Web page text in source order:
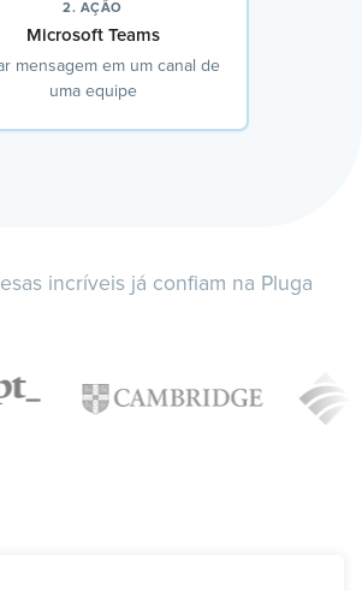
2. AÇÃO
Microsoft Teams
mensagem em um canal de
uma equipe
incríveis já confiam na Pluga